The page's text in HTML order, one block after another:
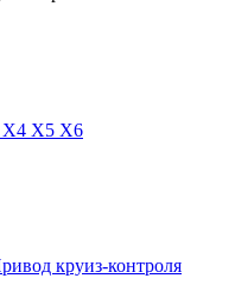
X4 X5 X6
круиз-контроля